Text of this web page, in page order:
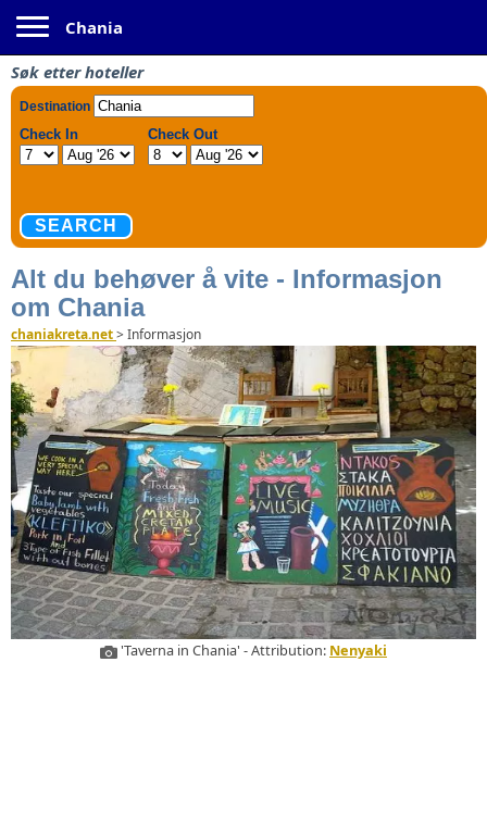
Chania
Søk etter hoteller
Alt du behøver å vite - Informasjon
om Chania
chaniakreta.net>Informasjon
'Taverna in Chania' - Attribution: Nenyaki